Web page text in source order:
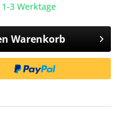
3 Werktage
Warenkorb